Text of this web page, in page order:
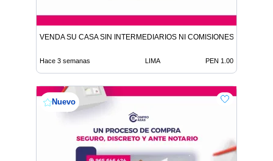
VENDA SU CASA SIN INTERMEDIARIOS NI COMISIONES DE
Hace 3 semanas LIMA PEN 1.00
Nuevo